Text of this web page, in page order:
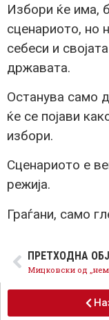
Избори ќе има,
сценариото, но
себеси и
државата.
Останува само
ќе се појави
избори.
Сценариото е
режија.
Граѓани, само
ПРЕТХОДНА